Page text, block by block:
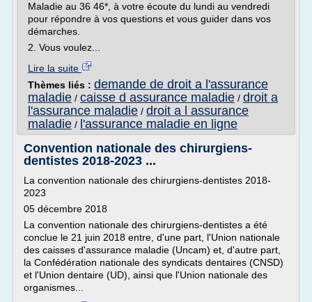
Maladie au 36 46*, à votre écoute du lundi au vendredi
pour répondre à vos questions et vous guider dans vos
démarches.
2. Vous voulez...
Lire la suite
Thèmes liés : demande de droit a l'assurance
maladie / caisse d assurance maladie / droit a
l'assurance maladie / droit a l assurance
maladie / l'assurance maladie en ligne
Convention nationale des chirurgiens-
dentistes 2018-2023 ...
La convention nationale des chirurgiens-dentistes 2018-
2023
05 décembre 2018
La convention nationale des chirurgiens-dentistes a été
conclue le 21 juin 2018 entre, d'une part, l'Union nationale
des caisses d'assurance maladie (Uncam) et, d'autre part,
la Confédération nationale des syndicats dentaires (CNSD)
et l'Union dentaire (UD), ainsi que l'Union nationale des
organismes...